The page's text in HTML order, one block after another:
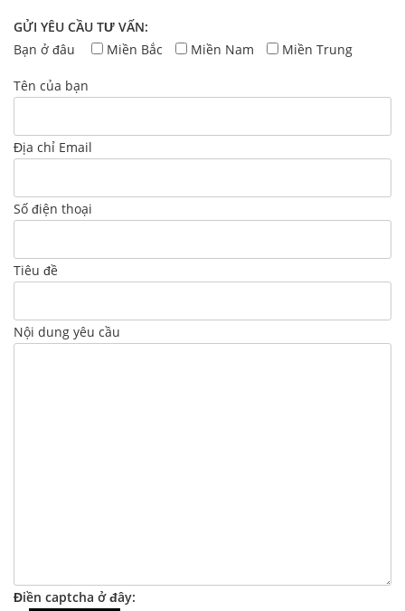
GỬI YÊU CẦU TƯ VẤN:
Bạn ở đâu
Miền Bắc Miền Nam Miền Trung
Tên của bạn
Địa chỉ Email
Số điện thoại
Tiêu đề
Nội dung yêu cầu
Điền captcha ở đây: